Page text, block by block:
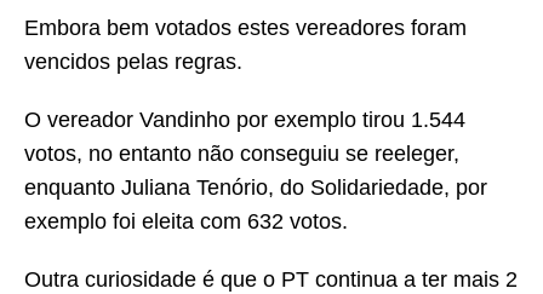
Embora bem votados estes vereadores foram
vencidos pelas regras.
O vereador Vandinho por exemplo tirou 1.544
votos, no entanto não conseguiu se reeleger,
enquanto Juliana Tenório, do Solidariedade, por
exemplo foi eleita com 632 votos.
Outra curiosidade é que o PT continua a ter mais 2